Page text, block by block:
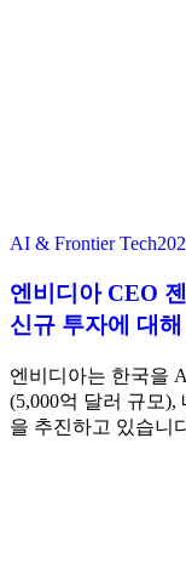
AI & Frontier Tech
엔비디아 CEO
신규 투자에 대
엔비디아는 한국을
(5,000억 달러 규모),
을 추진하고 있습니